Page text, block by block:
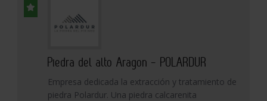
Piedra del alto Aragon - POLARDUR
Empresa dedicada la extracción y tratamiento de
piedra Polardur. Una piedra calcarenita